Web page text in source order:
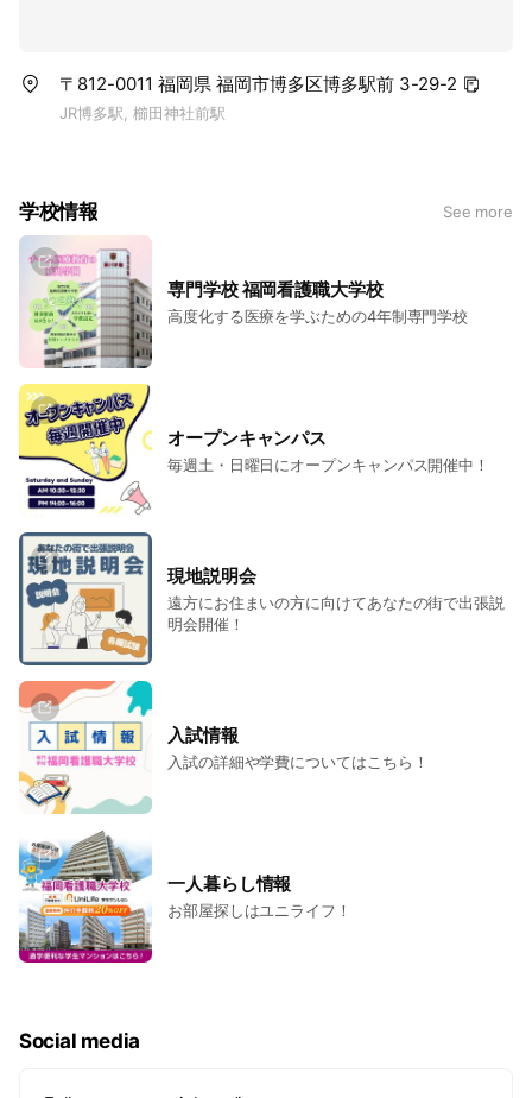
〒812-0011 福岡県 福岡市博多区博多駅前 3-29-2
JR博多駅, 櫛田神社前駅
学校情報 See more
専門学校 福岡看護職大学校
高度化する医療を学ぶための4年制専門学校
オープンキャンパス
毎週土・日曜日にオープンキャンパス開催中！
現地説明会
遠方にお住まいの方に向けてあなたの街で出張説
明会開催！
入試情報
入試の詳細や学費についてはこちら！
一人暮らし情報
お部屋探しはユニライフ！
Social media